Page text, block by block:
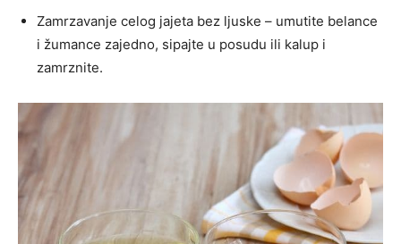
Zamrzavanje celog jajeta bez ljuske – umutite belance
i žumance zajedno, sipajte u posudu ili kalup i
zamrznite.